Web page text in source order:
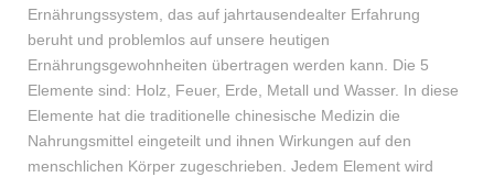
Ernährungssystem, das auf jahrtausendealter Erfahrung
beruht und problemlos auf unsere heutigen
Ernährungsgewohnheiten übertragen werden kann. Die 5
Elemente sind: Holz, Feuer, Erde, Metall und Wasser. In diese
Elemente hat die traditionelle chinesische Medizin die
Nahrungsmittel eingeteilt und ihnen Wirkungen auf den
menschlichen Körper zugeschrieben. Jedem Element wird